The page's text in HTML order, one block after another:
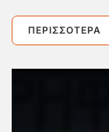
ΠΕΡΙΣΣΌΤΕΡΑ